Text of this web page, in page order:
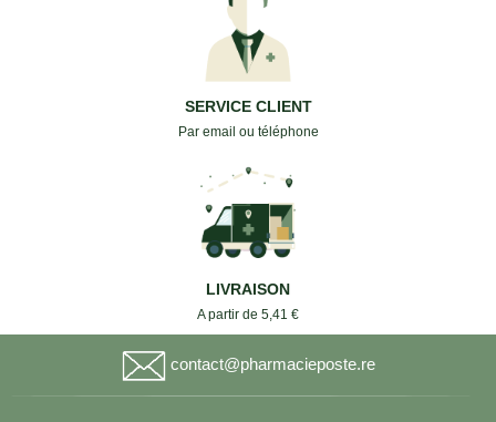
SERVICE CLIENT
Par email ou téléphone
LIVRAISON
A partir de 5,41 €
contact@pharmacieposte.re